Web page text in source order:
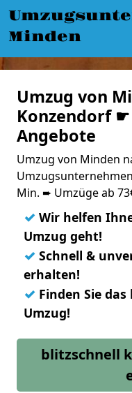
Minden
Umzug von
Konzendorf ☛
Angebote
Umzug von Minden
Min. ➨ Umzüge ab
✓ Wir helfen
Umzug geht!
✓ Schnell &
erhalten!
✓ Finden Sie
Umzug!
blitzschnell